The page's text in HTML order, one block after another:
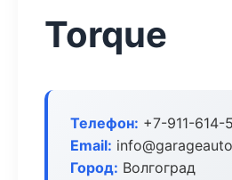
Torque
Телефон: +7-911-614-
Email:
Город: Волгоград